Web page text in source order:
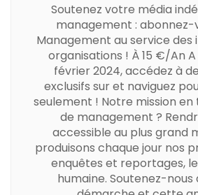
Soutenez votre média
management : abonnez-
Management au service des
organisations ! À 15 €/An
février 2024, accédez à
exclusifs sur et naviguez
seulement ! Notre mission
de management ?
accessible au plus grand
produisons chaque jour nos
enquêtes et reportages,
humaine. Soutenez-